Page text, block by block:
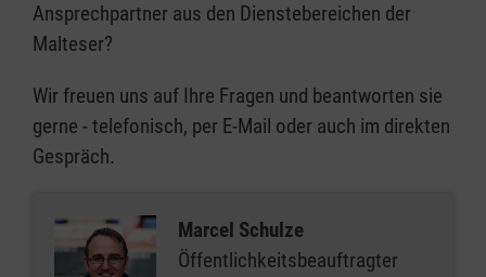
Ansprechpartner aus den Dienstebereichen der
Malteser?
Wir freuen uns auf Ihre Fragen und beantworten sie
gerne - telefonisch, per E-Mail oder auch im direkten
Gespräch.
Marcel Schulze
Öffentlichkeitsbeauftragter